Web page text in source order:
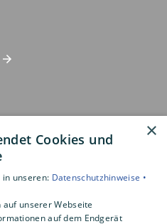
×
Cookies und
unseren: Datenschutzhinweise •
unserer Webseite
auf dem Endgerät